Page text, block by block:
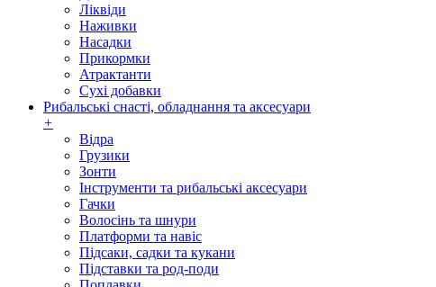
Ліквіди
Наживки
Насадки
Прикормки
Атрактанти
Сухі добавки
Рибальські снасті, обладнання та аксесуари
+
Відра
Грузики
Зонти
Інструменти та рибальські аксесуари
Гачки
Волосінь та шнури
Платформи та навіс
Підсаки, садки та кукани
Підставки та род-поди